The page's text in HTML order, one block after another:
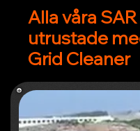
Alla våra
utrustade
Grid Cleaner